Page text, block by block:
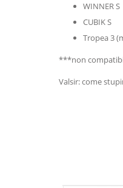
WINNER S
CUBIK S
Tropea 3
***non
Valsir: come